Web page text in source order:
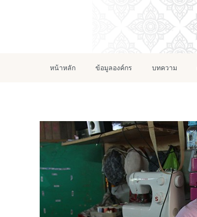
หน้าหลัก ข้อมูลองค์กร บทความ